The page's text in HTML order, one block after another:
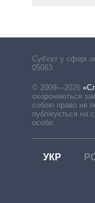
Cуб'єкт у сфері
05063
© 2009—2026
охороняються
собою право не
публікується на
особи.
УКР